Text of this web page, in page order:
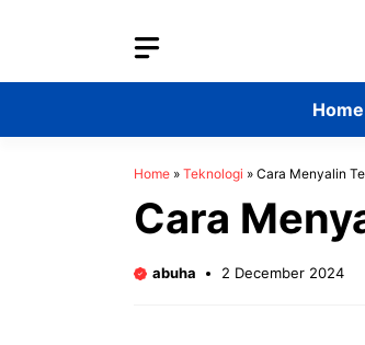
Home
Home » Teknologi » Cara Menyalin
Cara
abuha 2 December 2024